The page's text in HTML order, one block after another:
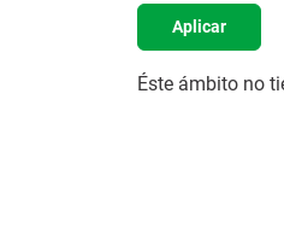
Aplicar
Éste ámbito no